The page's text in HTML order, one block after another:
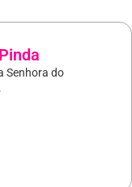
Senhora do